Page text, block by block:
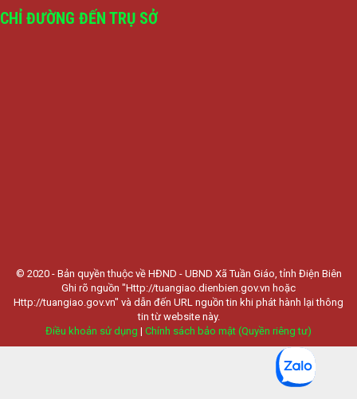
CHỈ ĐƯỜNG ĐẾN TRỤ SỞ
© 2020 - Bản quyền thuộc về HĐND - UBND Xã Tuần Giáo, tỉnh Điện Biên
Ghi rõ nguồn "Http://tuangiao.dienbien.gov.vn hoặc
Http://tuangiao.gov.vn" và dẫn đến URL nguồn tin khi phát hành lại thông
tin từ website này.
Điều khoản sử dụng | Chính sách bảo mật (Quyền riêng tư)